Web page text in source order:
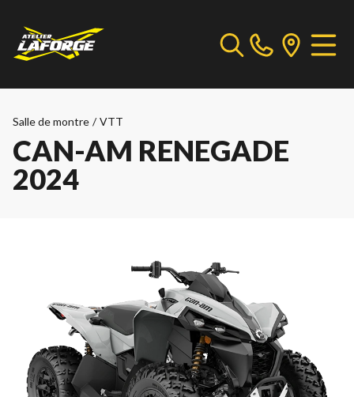
Salle de montre / VTT
CAN-AM RENEGADE
2024